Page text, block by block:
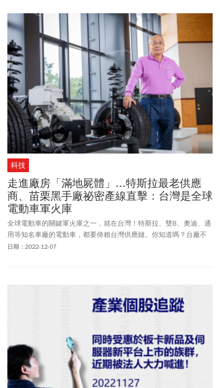
科技
走進廠房「滿地屍體」...特斯拉最老供應
商、苗栗黑手廠祕密產線直擊：台灣是全球
電動車軍火庫
全球電動車的關鍵軍火庫之一，就在台灣！特斯拉、雙B、奧迪、通
用等知名車廠的電動車，都要倚賴台灣供應鏈。你知道嗎？台廠不
只單純製造代工零件，最近更進階到自主設計系統件。當新創、傳
日期：2022-12-07